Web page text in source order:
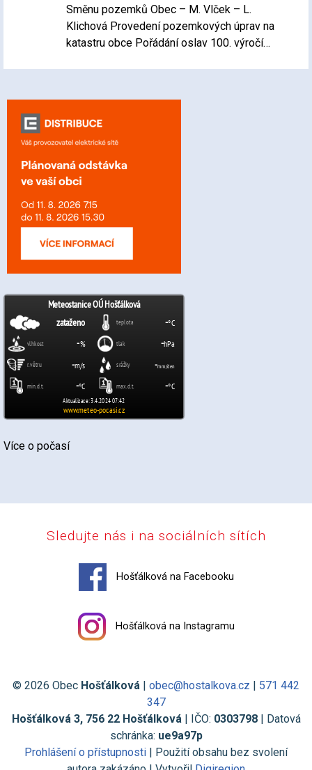
Více o počasí
Směnu pozemků Obec – M. Vlček – L.
Klichová Provedení pozemkových úprav na
katastru obce Pořádání oslav 100. výročí…
Sledujte nás i na sociálních sítích
Hošťálková na Facebooku
Hošťálková na Instagramu
© 2026 Obec Hošťálková | obec@hostalkova.cz | 571 442
347
Hošťálková 3, 756 22 Hošťálková| IČO: 0303798| Datová
schránka: ue9a97p
Prohlášení o přístupnosti | Použití obsahu bez svolení